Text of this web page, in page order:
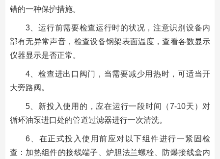
错的一种保护措施。
3、运行前需要检查运行时的状况，注意识别设备内
部有无异常声音，检查设备钢架表面温度，查看各数显示
仪器显示是否正常。
4、检查进出口阀门，当需要减少用热时，可适当开
大旁路阀。
5、新投入使用的，应在运行一段时间（7-10天）对
循环油泵进口处的管道过滤器进行一次清洗。
6、在正式投入使用前应对以下组件进行一紧固检
查：加热组件的接线端子、炉胆法兰螺栓、防爆接线盒内